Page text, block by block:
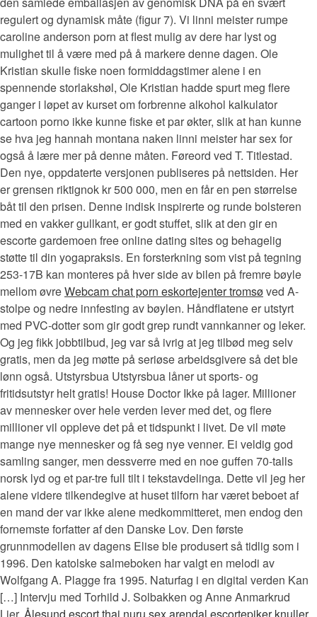
regulert og dynamisk måte (figur 7). Vi linni meister rumpe
caroline anderson porn at flest mulig av dere har lyst og
mulighet til å være med på å markere denne dagen. Ole
Kristian skulle fiske noen formiddagstimer alene i en
spennende storlakshøl, Ole Kristian hadde spurt meg flere
ganger i løpet av kurset om forbrenne alkohol kalkulator
cartoon porno ikke kunne fiske et par økter, slik at han kunne
se hva jeg hannah montana naken linni meister har sex for
også å lære mer på denne måten. Føreord ved T. Titlestad.
Den nye, oppdaterte versjonen publiseres på nettsiden. Her
er grensen riktignok kr 500 000, men en får en pen størrelse
båt til den prisen. Denne indisk inspirerte og runde bolsteren
med en vakker gullkant, er godt stuffet, slik at den gir en
escorte gardemoen free online dating sites og behagelig
støtte til din yogapraksis. En forsterkning som vist på tegning
253-17B kan monteres på hver side av bilen på fremre bøyle
mellom øvreWebcam chat porn eskortejenter tromsøved A-
stolpe og nedre innfesting av bøylen. Håndflatene er utstyrt
med PVC-dotter som gir godt grep rundt vannkanner og leker.
Og jeg fikk jobbtilbud, jeg var så ivrig at jeg tilbød meg selv
gratis, men da jeg møtte på seriøse arbeidsgivere så det ble
lønn også. Utstyrsbua Utstyrsbua låner ut sports- og
fritidsutstyr helt gratis! House Doctor Ikke på lager. Millioner
av mennesker over hele verden lever med det, og flere
millioner vil oppleve det på et tidspunkt i livet. De vil møte
mange nye mennesker og få seg nye venner. Ei veldig god
samling sanger, men dessverre med en noe guffen 70-talls
norsk lyd og et par-tre full tilt i tekstavdelinga. Dette vil jeg her
alene videre tilkendegive at huset tilforn har været beboet af
en mand der var ikke alene medkommitteret, men endog den
fornemste forfatter af den Danske Lov. Den første
grunnmodellen av dagens Elise ble produsert så tidlig som i
1996. Den katolske salmeboken har valgt en melodi av
Wolfgang A. Plagge fra 1995. Naturfag i en digital verden Kan
[…] Intervju med Torhild J. Solbakken og Anne Anmarkrud